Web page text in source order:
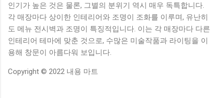
인기가 높은 것은 물론, 그별의 분위기 역시 매우 독특합니다.
각 매장마다 상이한 인테리어와 조명이 조화를 이루며, 유난히
도 메뉴 전시벽과 조명이 특징적입니다. 이는 각 매장마다 다른
인테리어 테마에 맞춘 것으로, 수많은 미술작품과 라이팅을 이
용해 창문이 아름다워 보입니다.
Copyright © 2022 내용 마트